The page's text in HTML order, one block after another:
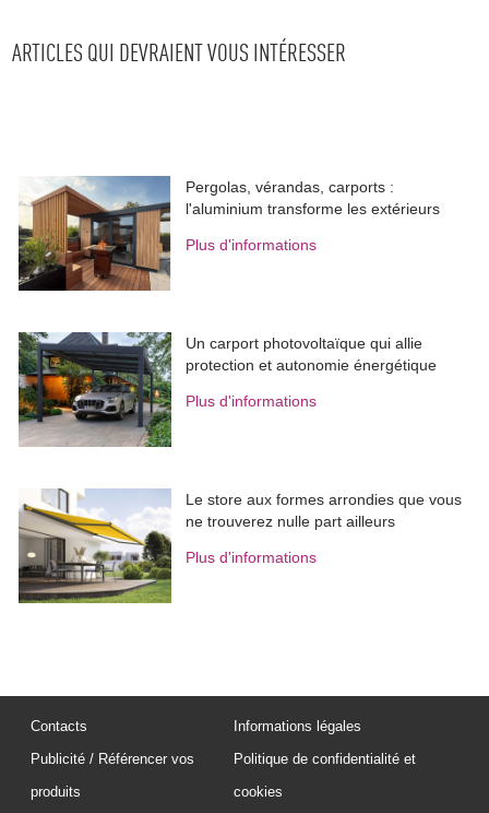
ARTICLES QUI DEVRAIENT VOUS INTÉRESSER
Pergolas, vérandas, carports :
l'aluminium transforme les extérieurs
Plus d'informations
Un carport photovoltaïque qui allie
protection et autonomie énergétique
Plus d'informations
Le store aux formes arrondies que vous
ne trouverez nulle part ailleurs
Plus d'informations
Contacts
Publicité / Référencer vos
produits
Informations légales
Politique de confidentialité et
cookies